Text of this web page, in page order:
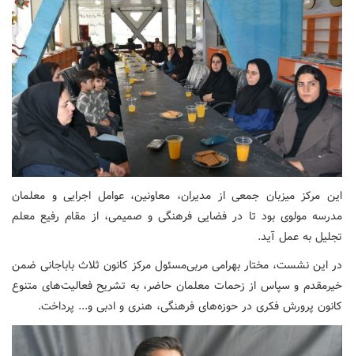
این مرکز میزبان جمعی از مدیران، معاونین، عوامل اجرایی و معلمان
مدرسه مولوی بود تا در فضایی فرهنگی و صمیمی، از مقام رفیع معلم
تجلیل به عمل آید.
در این نشست، مختار بهرامی مربی‌مسئول مرکز کانون ثلاث باباجانی ضمن
خیرمقدم و سپاس از زحمات معلمان حاضر، به تشریح فعالیت‌های متنوع
کانون پرورش فکری در حوزه‌های فرهنگی، هنری و ادبی و... پرداخت.